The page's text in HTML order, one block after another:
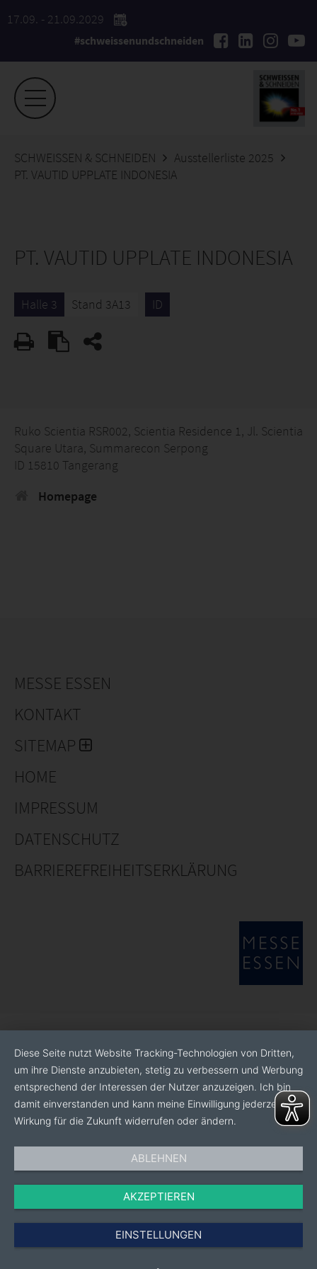
17.09. - 21.09.2029
#schweissenundschneiden
SCHWEISSEN & SCHNEIDEN
Ausstellerliste 2025
PT. VAUTID UPPLATE INDONESIA
PT. VAUTID UPPLATE INDONESIA
Halle 3 Stand 3A13 ID
Ruko Scientia RSR002, Scientia Residence 1, Jl. Scientia
Square Utara, Summarecon Serpong
ID 15810 Tangerang
Homepage
MESSE ESSEN
KONTAKT
SITEMAP
HOME
IMPRESSUM
DATENSCHUTZ
BARRIEREFREIHEITSERKLÄRUNG
Diese Seite nutzt Website Tracking-Technologien von Dritten,
um ihre Dienste anzubieten, stetig zu verbessern und Werbung
entsprechend der Interessen der Nutzer anzuzeigen. Ich bin
damit einverstanden und kann meine Einwilligung jederzeit mit
Wirkung für die Zukunft widerrufen oder ändern.
ABLEHNEN
AKZEPTIEREN
EINSTELLUNGEN